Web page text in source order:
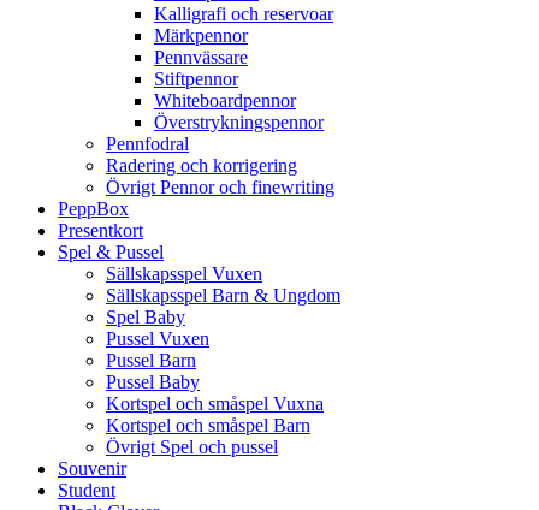
Kalligrafi och reservoar
Märkpennor
Pennvässare
Stiftpennor
Whiteboardpennor
Överstrykningspennor
Pennfodral
Radering och korrigering
Övrigt Pennor och finewriting
PeppBox
Presentkort
Spel & Pussel
Sällskapsspel Vuxen
Sällskapsspel Barn & Ungdom
Spel Baby
Pussel Vuxen
Pussel Barn
Pussel Baby
Kortspel och småspel Vuxna
Kortspel och småspel Barn
Övrigt Spel och pussel
Souvenir
Student